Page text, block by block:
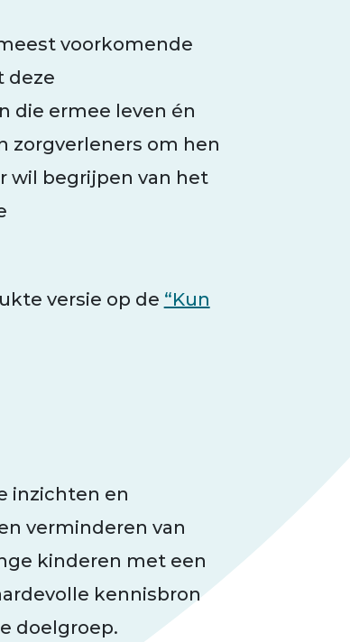
voorkomende
deze
die ermee leven én
zorgverleners om hen
wil begrijpen van het
versie op de “Kun
inzichten en
verminderen van
kinderen met een
kennisbron
doelgroep.